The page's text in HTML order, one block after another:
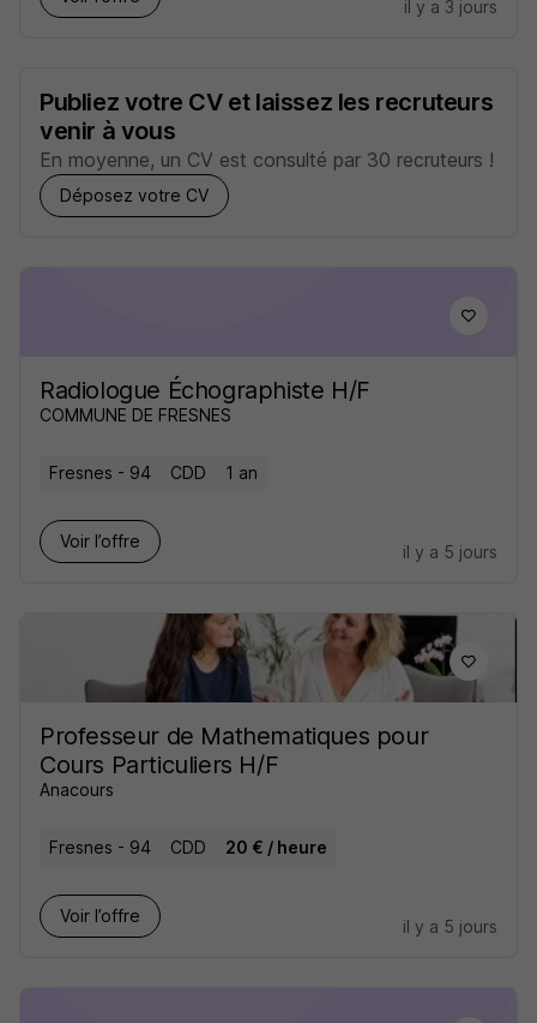
il y a 3 jours
Publiez votre CV et laissez les recruteurs
venir à vous
En moyenne, un CV est consulté par 30 recruteurs !
Déposez votre CV
Radiologue Échographiste H/F
COMMUNE DE FRESNES
Fresnes - 94 CDD 1 an
Voir l’offre
il y a 5 jours
Professeur de Mathematiques pour
Cours Particuliers H/F
Anacours
Fresnes - 94 CDD 20 € / heure
Voir l’offre
il y a 5 jours